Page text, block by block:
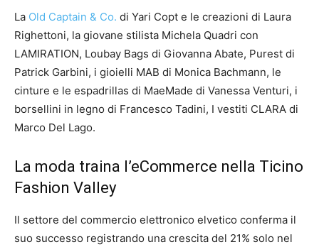
La Old Captain & Co. di Yari Copt e le creazioni di Laura
Righettoni, la giovane stilista Michela Quadri con
LAMIRATION, Loubay Bags di Giovanna Abate, Purest di
Patrick Garbini, i gioielli MAB di Monica Bachmann, le
cinture e le espadrillas di MaeMade di Vanessa Venturi, i
borsellini in legno di Francesco Tadini, I vestiti CLARA di
Marco Del Lago.
La moda traina l’eCommerce nella Ticino
Fashion Valley
Il settore del commercio elettronico elvetico conferma il
suo successo registrando una crescita del 21% solo nel